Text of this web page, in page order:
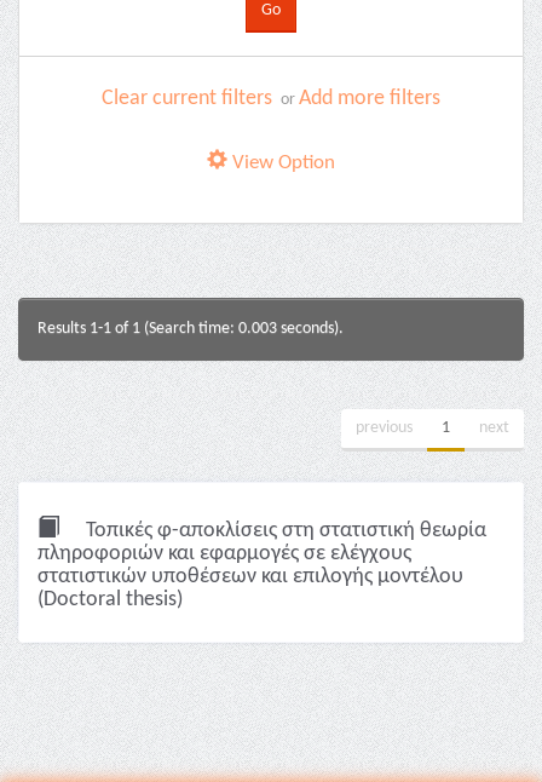
Clear current filters or Add more filters
View Option
Results 1-1 of 1 (Search time: 0.003 seconds).
previous 1 next
Τοπικές φ-αποκλίσεις στη στατιστική θεωρία
πληροφοριών και εφαρμογές σε ελέγχους
στατιστικών υποθέσεων και επιλογής μοντέλου
(Doctoral thesis)